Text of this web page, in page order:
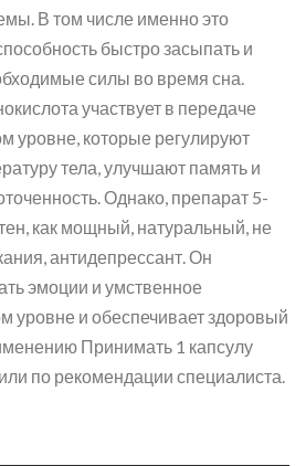
В том числе именно это
быстро засыпать и
силы во время сна.
участвует в передаче
уровне, которые регулируют
тела, улучшают память и
Однако, препарат 5-
как мощный, натуральный, не
антидепрессант. Он
эмоции и умственное
уровне и обеспечивает здоровый
Принимать 1 капсулу
по рекомендации специалиста.